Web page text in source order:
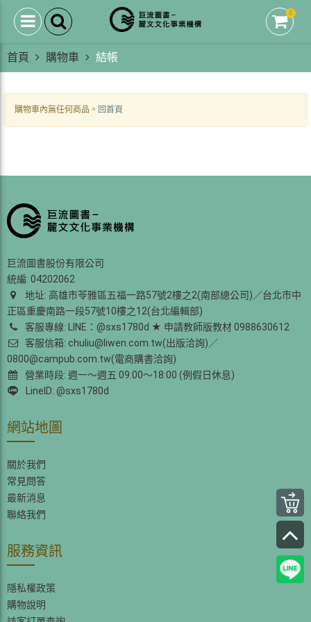
0
首頁 購物車 結帳
購物車內無任何商品。 回首頁
巨流圖書股份有限公司
統編: 04202062
地址: 高雄市苓雅區五福一路57號2樓之2(南部總公司)／台北市中
正區重慶南路一段57號10樓之12(台北編輯部)
客服專線: LINE：@sxs1780d ★ 申請教師版教材 0988630612
客服信箱: chuliu@liwen.com.tw(出版洽詢)／
0800@campub.com.tw(電商購書洽詢)
營業時段: 週一～週五 09:00～18:00 (例假日休息)
LineID: @sxs1780d
網站地圖
關於我們
常見問答
最新消息
聯絡我們
服務資訊
隱私權政策
購物說明